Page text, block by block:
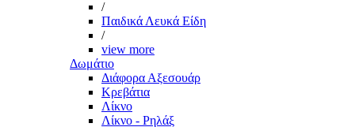
/
Παιδικά Λευκά Είδη
/
view more
Δωμάτιο
Διάφορα Αξεσουάρ
Κρεβάτια
Λίκνο
Λίκνο - Ρηλάξ